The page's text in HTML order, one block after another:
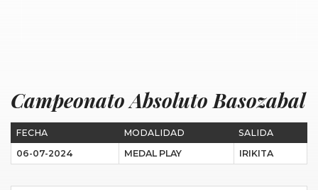
Campeonato Absoluto Basozabal
FECHA MODALIDAD
SALIDA
06-07-2024
MEDAL PLAY IRIKITA